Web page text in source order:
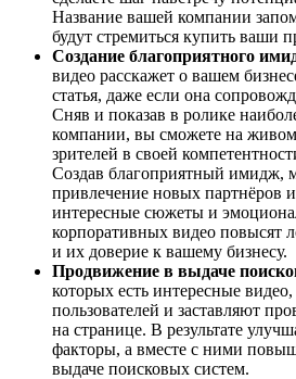
Название вашей компании
будут стремиться купить ваши
Создание благоприятного
видео расскажет о вашем
статья, даже если она
Сняв и показав в ролике
компании, вы сможете на
зрителей в своей
Создав благоприятный имидж,
привлечение новых партнёров
интересные сюжеты и
корпоративных видео повысят
и их доверие к вашему бизнесу.
Продвижение в выдаче
которых есть интересные
пользователей и заставляют
на странице. В результате
факторы, а вместе с ними
выдаче поисковых систем.